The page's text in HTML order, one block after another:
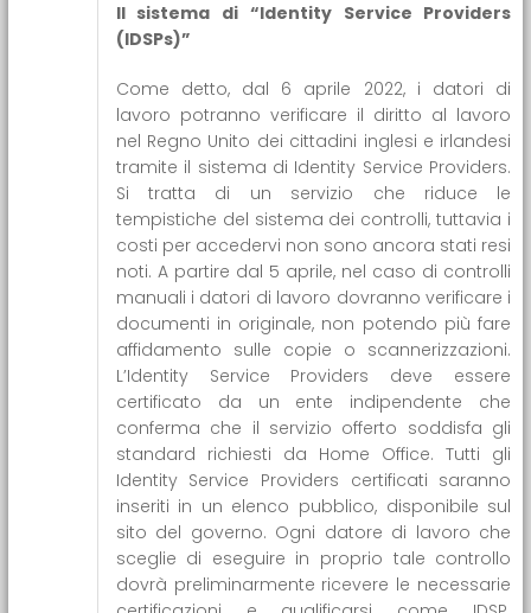
Il sistema di “Identity Service Providers
(IDSPs)”
Come detto, dal 6 aprile 2022, i datori di
lavoro potranno verificare il diritto al lavoro
nel Regno Unito dei cittadini inglesi e irlandesi
tramite il sistema di Identity Service Providers.
Si tratta di un servizio che riduce le
tempistiche del sistema dei controlli, tuttavia i
costi per accedervi non sono ancora stati resi
noti. A partire dal 5 aprile, nel caso di controlli
manuali i datori di lavoro dovranno verificare i
documenti in originale, non potendo più fare
affidamento sulle copie o scannerizzazioni.
L’Identity Service Providers deve essere
certificato da un ente indipendente che
conferma che il servizio offerto soddisfa gli
standard richiesti da Home Office. Tutti gli
Identity Service Providers certificati saranno
inseriti in un elenco pubblico, disponibile sul
sito del governo. Ogni datore di lavoro che
sceglie di eseguire in proprio tale controllo
dovrà preliminarmente ricevere le necessarie